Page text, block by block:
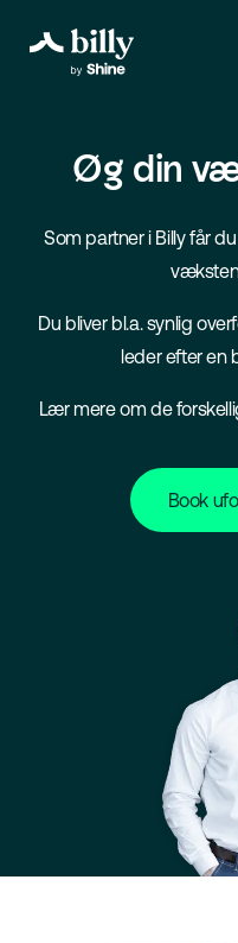
Øg din
Som partner i Billy får
Du bliver bl.a. synlig
leder efter en
Lær mere om de
Book